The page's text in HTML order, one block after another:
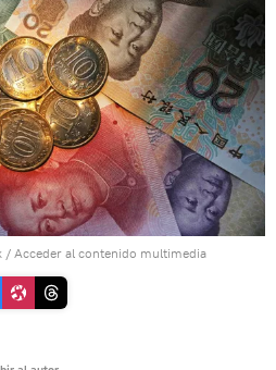
/ Acceder al contenido multimedia